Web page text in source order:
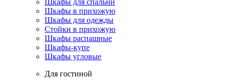
Шкафы для спальни
Шкафы в прихожую
Шкафы для одежды
Стойки в прихожую
Шкафы распашные
Шкафы-купе
Шкафы угловые
Для гостиной